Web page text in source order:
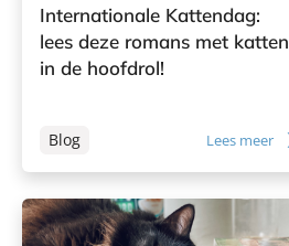
Internationale Kattendag:
lees deze romans met katten
in de hoofdrol!
Blog Lees meer